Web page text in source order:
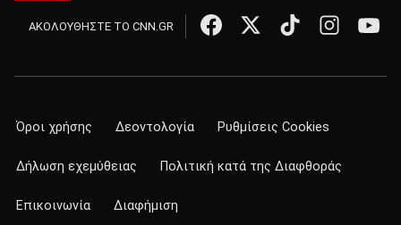
ΑΚΟΛΟΥΘΗΣΤΕ ΤΟ CNN.GR
Όροι χρήσης Δεοντολογία Ρυθμίσεις Cookies
Δήλωση εχεμύθειας Πολιτική κατά της Διαφθοράς
Επικοινωνία Διαφήμιση